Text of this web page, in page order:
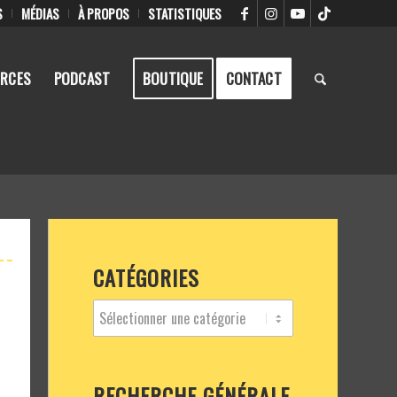
MÉDIAS À PROPOS STATISTIQUES
PODCAST BOUTIQUE CONTACT
CATÉGORIES